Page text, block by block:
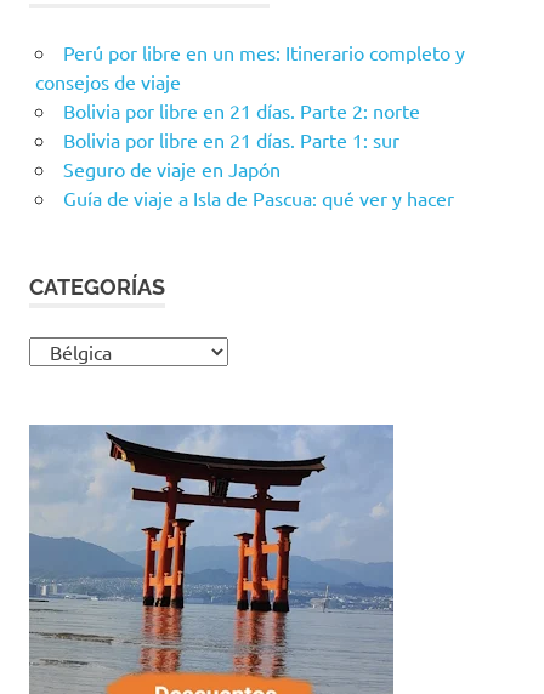
Perú por libre en un mes: Itinerario completo y
consejos de viaje
Bolivia por libre en 21 días. Parte 2: norte
Bolivia por libre en 21 días. Parte 1: sur
Seguro de viaje en Japón
Guía de viaje a Isla de Pascua: qué ver y hacer
CATEGORÍAS
Categorías